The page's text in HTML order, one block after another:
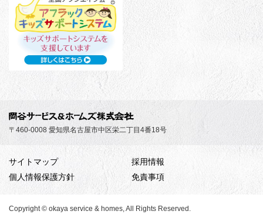
〒460-0008 愛知県名古屋市中区栄二丁目4番18号
サイトマップ
採用情報
個人情報保護方針
免責事項
Copyright © okaya service & homes, All Rights Reserved.